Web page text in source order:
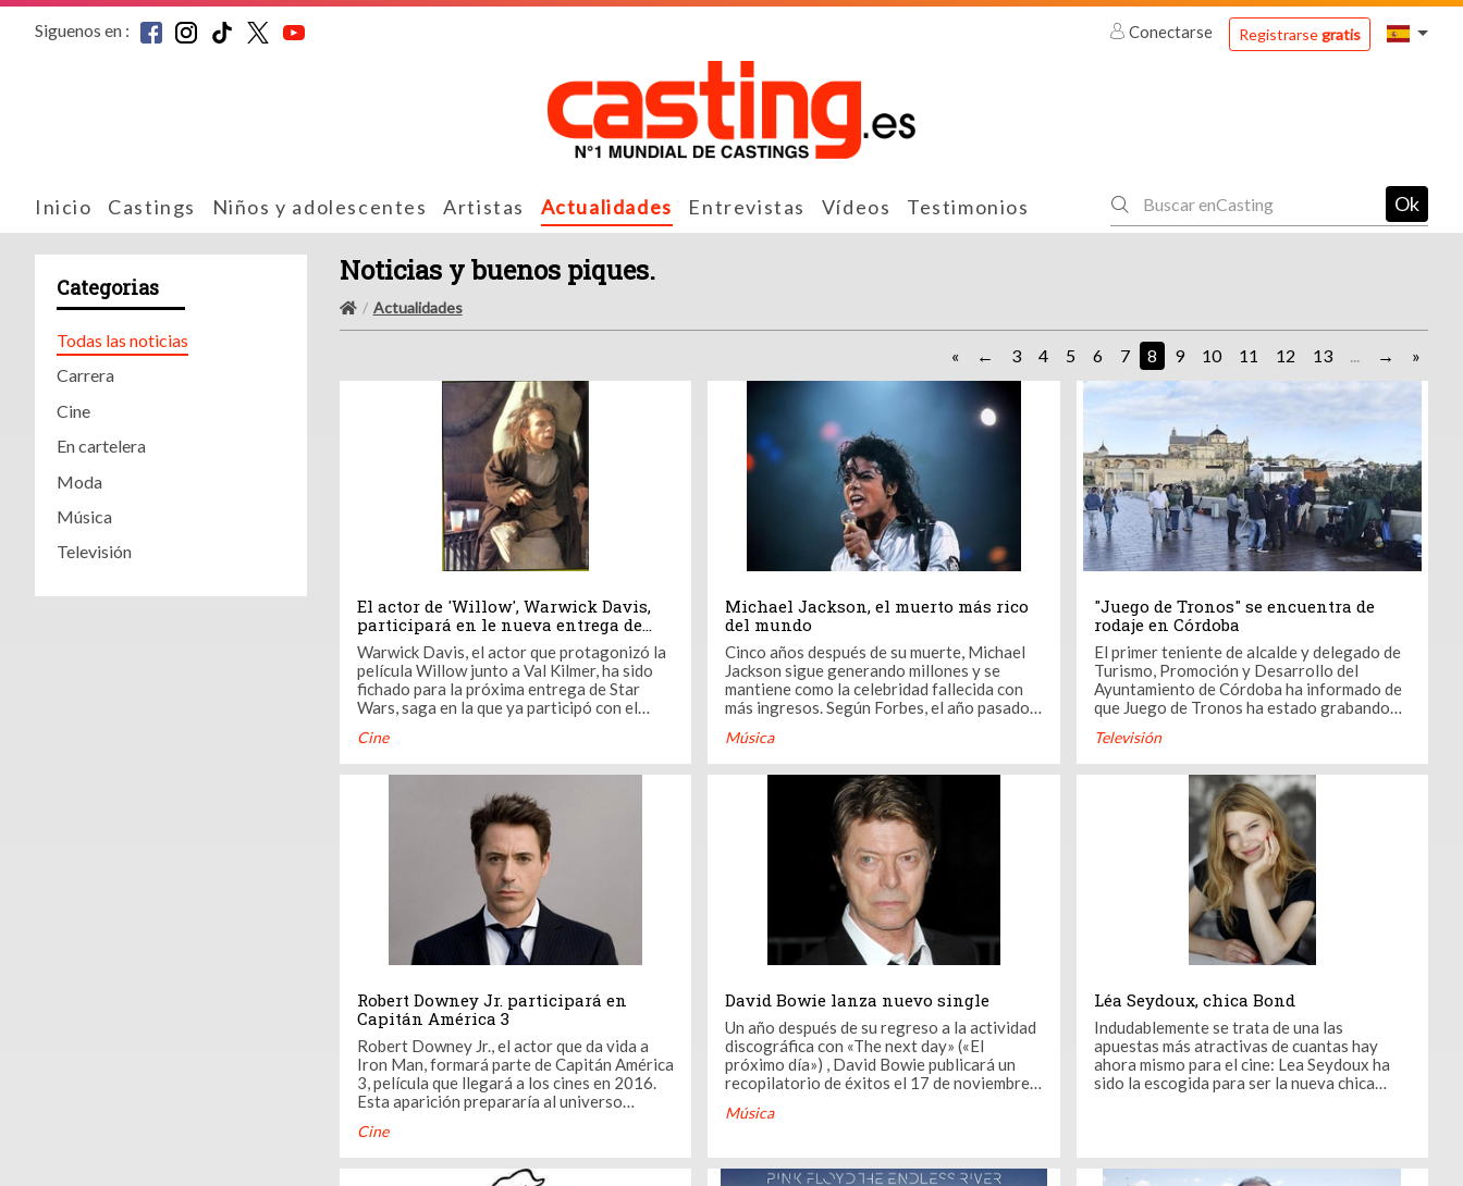
Siguenos en : Conectarse Registrarsegratis
Inicio Castings Niños y adolescentes Artistas Actualidades Entrevistas Vídeos Testimonios Ok
Categorias
Todas las noticias
Carrera
Cine
En cartelera
Moda
Música
Televisión
Noticias y buenos piques.
Actualidades
« 3 4 5 6 7 8 9 10 11 12 13 ... »
El actor de 'Willow', Warwick Davis,
participará en le nueva entrega de
Star Wars
Warwick Davis, el actor que protagonizó la
película Willow junto a Val Kilmer, ha sido
fichado para la próxima entrega de Star
Wars, saga en la que ya participó con el
ewoks más recordados de El retorno del
Jedi. Lo ha anunciado el propio Davis en el
canal de Youtube de Star Wars, de una
Cine
Michael Jackson, el muerto más rico
del mundo
Cinco años después de su muerte, Michael
Jackson sigue generando millones y se
mantiene como la celebridad fallecida con
más ingresos. Según Forbes, el año pasado
millones de euros) para sus herederos.
Jackson ganó más del doble que el segundo
muerto célebre, Elvis Presley (fallecido en
Música
"Juego de Tronos" se encuentra de
rodaje en Córdoba
El primer teniente de alcalde y delegado de
Turismo, Promoción y Desarrollo del
Ayuntamiento de Córdoba ha informado de
que Juego de Tronos ha estado grabando
cordobesa, en el entorno del Puente
Romano y distintas localizaciones de la
ciudad. En una nota, ha explicado que la
grabación principal se ha ...
Televisión
Robert Downey Jr. participará en
Capitán América 3
Robert Downey Jr., el actor que da vida a
Iron Man, formará parte de Capitán América
3, película que llegará a los cines en 2016.
Esta aparición prepararía al universo
evento hasta la fecha: Civil War. Downey Jr.
aún estaría en negociaciones para extender
su contrato, según informan desde Variety,
Cine
David Bowie lanza nuevo single
Un año después de su regreso a la actividad
discográfica con «The next day» («El
próximo día») , David Bowie publicará un
recopilatorio de éxitos el 17 de noviembre
(«Nada ha cambiado»). Este nuevo
grabado recientemente, titulado «Sue (or in
a season of crime)», que ...
Música
Léa Seydoux, chica Bond
Indudablemente se trata de una las
apuestas más atractivas de cuantas hay
ahora mismo para el cine: Lea Seydoux ha
sido la escogida para ser la nueva chica
Bond’ en la que será vigésimo cuarta
entrega del agente ...